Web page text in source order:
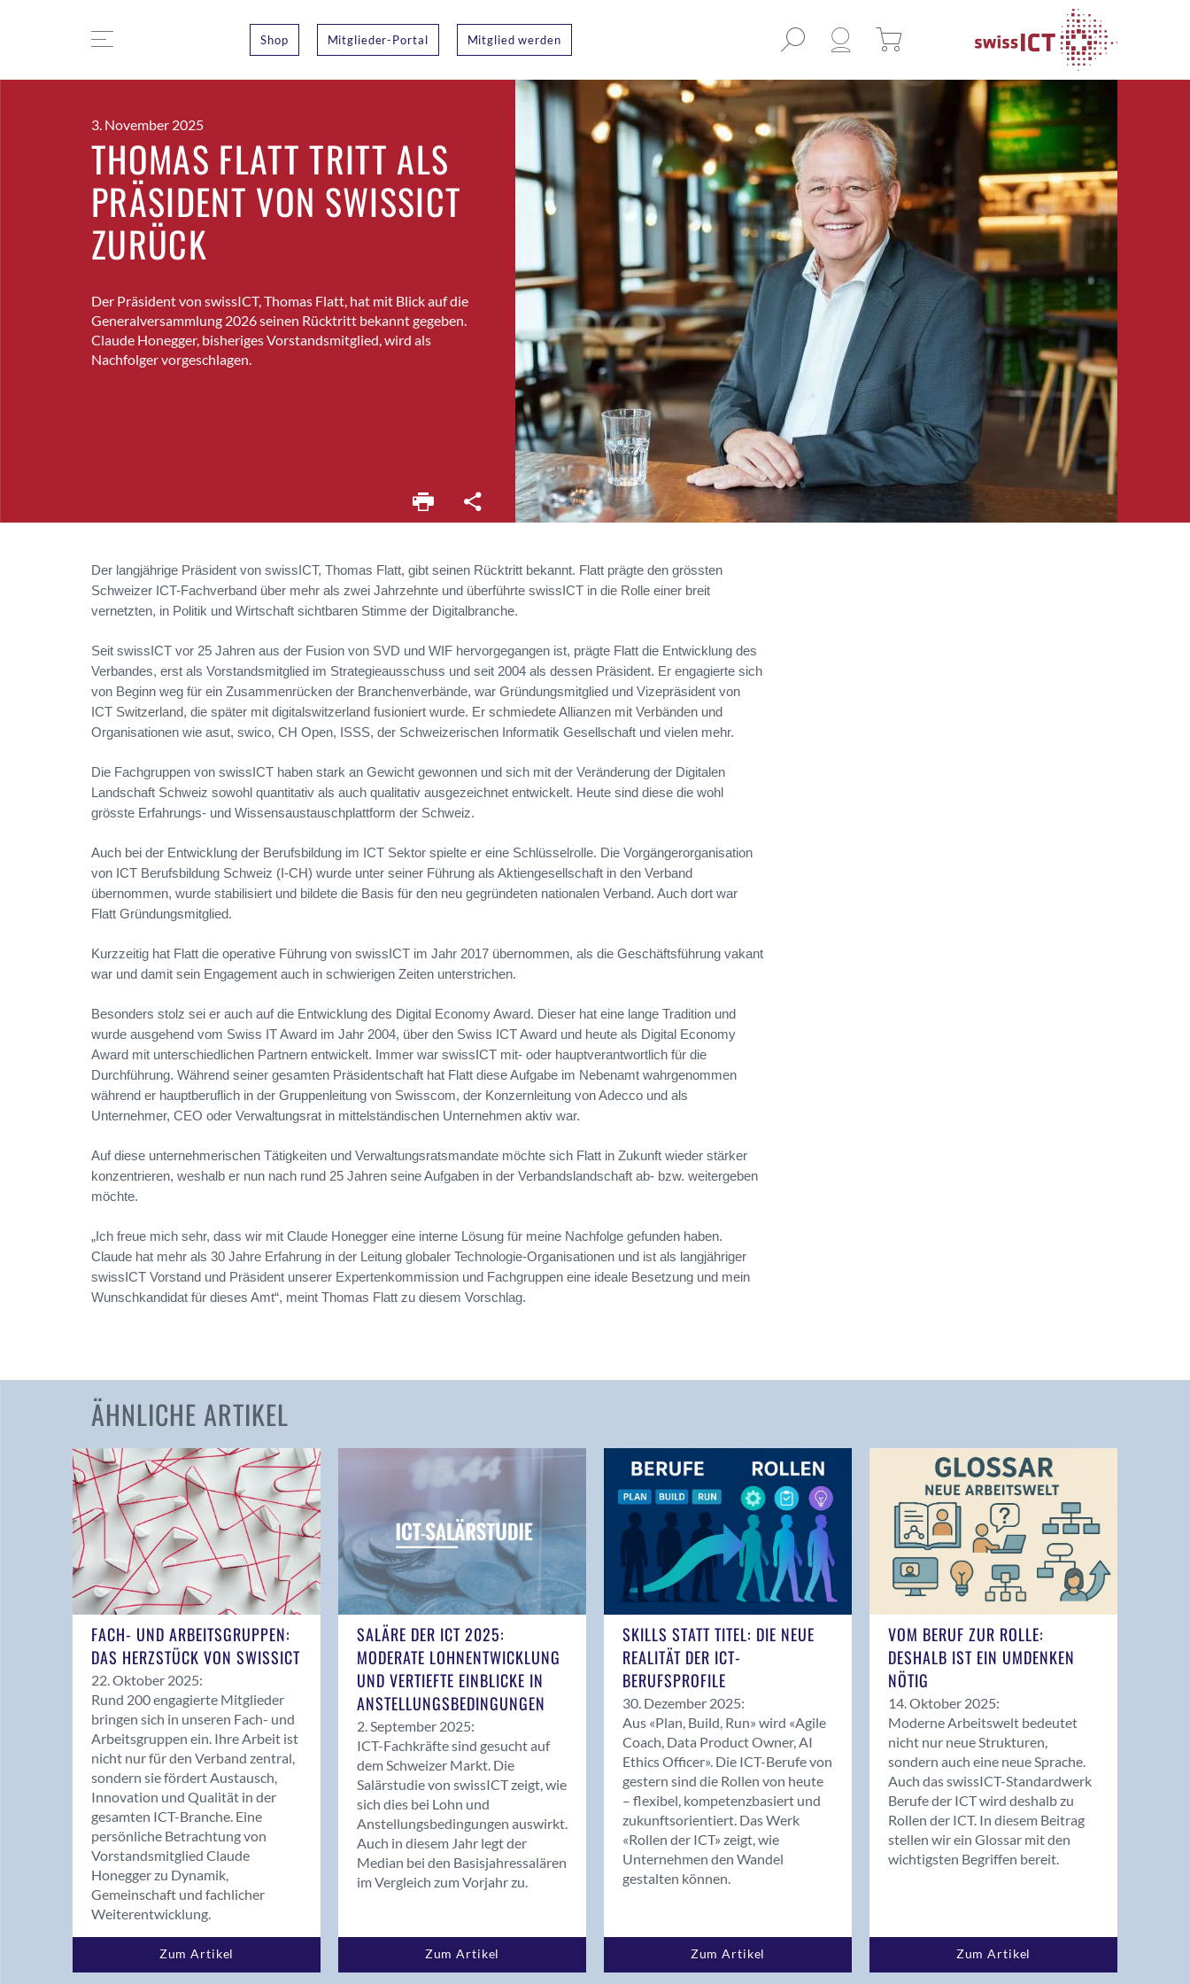
Shop Mitglieder-Portal Mitglied werden
3. November 2025
THOMAS FLATT TRITT ALS
PRÄSIDENT VON SWISSICT
ZURÜCK
Der Präsident von swissICT, Thomas Flatt, hat mit Blick auf die
Generalversammlung 2026 seinen Rücktritt bekannt gegeben.
Claude Honegger, bisheriges Vorstandsmitglied, wird als
Nachfolger vorgeschlagen.
Der langjährige Präsident von swissICT, Thomas Flatt, gibt seinen Rücktritt bekannt. Flatt prägte den grössten
Schweizer ICT-Fachverband über mehr als zwei Jahrzehnte und überführte swissICT in die Rolle einer breit
vernetzten, in Politik und Wirtschaft sichtbaren Stimme der Digitalbranche.
Seit swissICT vor 25 Jahren aus der Fusion von SVD und WIF hervorgegangen ist, prägte Flatt die Entwicklung des
Verbandes, erst als Vorstandsmitglied im Strategieausschuss und seit 2004 als dessen Präsident. Er engagierte sich
von Beginn weg für ein Zusammenrücken der Branchenverbände, war Gründungsmitglied und Vizepräsident von
ICT Switzerland, die später mit digitalswitzerland fusioniert wurde. Er schmiedete Allianzen mit Verbänden und
Organisationen wie asut, swico, CH Open, ISSS, der Schweizerischen Informatik Gesellschaft und vielen mehr.
Die Fachgruppen von swissICT haben stark an Gewicht gewonnen und sich mit der Veränderung der Digitalen
Landschaft Schweiz sowohl quantitativ als auch qualitativ ausgezeichnet entwickelt. Heute sind diese die wohl
grösste Erfahrungs- und Wissensaustauschplattform der Schweiz.
Auch bei der Entwicklung der Berufsbildung im ICT Sektor spielte er eine Schlüsselrolle. Die Vorgängerorganisation
von ICT Berufsbildung Schweiz (I-CH) wurde unter seiner Führung als Aktiengesellschaft in den Verband
übernommen, wurde stabilisiert und bildete die Basis für den neu gegründeten nationalen Verband. Auch dort war
Flatt Gründungsmitglied.
Kurzzeitig hat Flatt die operative Führung von swissICT im Jahr 2017 übernommen, als die Geschäftsführung vakant
war und damit sein Engagement auch in schwierigen Zeiten unterstrichen.
Besonders stolz sei er auch auf die Entwicklung des Digital Economy Award. Dieser hat eine lange Tradition und
wurde ausgehend vom Swiss IT Award im Jahr 2004, über den Swiss ICT Award und heute als Digital Economy
Award mit unterschiedlichen Partnern entwickelt. Immer war swissICT mit- oder hauptverantwortlich für die
Durchführung. Während seiner gesamten Präsidentschaft hat Flatt diese Aufgabe im Nebenamt wahrgenommen
während er hauptberuflich in der Gruppenleitung von Swisscom, der Konzernleitung von Adecco und als
Unternehmer, CEO oder Verwaltungsrat in mittelständischen Unternehmen aktiv war.
Auf diese unternehmerischen Tätigkeiten und Verwaltungsratsmandate möchte sich Flatt in Zukunft wieder stärker
konzentrieren, weshalb er nun nach rund 25 Jahren seine Aufgaben in der Verbandslandschaft ab- bzw. weitergeben
möchte.
„Ich freue mich sehr, dass wir mit Claude Honegger eine interne Lösung für meine Nachfolge gefunden haben.
Claude hat mehr als 30 Jahre Erfahrung in der Leitung globaler Technologie-Organisationen und ist als langjähriger
swissICT Vorstand und Präsident unserer Expertenkommission und Fachgruppen eine ideale Besetzung und mein
Wunschkandidat für dieses Amt“, meint Thomas Flatt zu diesem Vorschlag.
ÄHNLICHE ARTIKEL
FACH- UND ARBEITSGRUPPEN:
DAS HERZSTÜCK VON SWISSICT
22. Oktober 2025:
Rund 200 engagierte Mitglieder
bringen sich in unseren Fach- und
Arbeitsgruppen ein. Ihre Arbeit ist
nicht nur für den Verband zentral,
sondern sie fördert Austausch,
Innovation und Qualität in der
gesamten ICT-Branche. Eine
persönliche Betrachtung von
Vorstandsmitglied Claude
Honegger zu Dynamik,
Gemeinschaft und fachlicher
Weiterentwicklung.
Zum Artikel
SALÄRE DER ICT 2025:
MODERATE LOHNENTWICKLUNG
UND VERTIEFTE EINBLICKE IN
ANSTELLUNGSBEDINGUNGEN
2. September 2025:
ICT-Fachkräfte sind gesucht auf
dem Schweizer Markt. Die
Salärstudie von swissICT zeigt, wie
sich dies bei Lohn und
Anstellungsbedingungen auswirkt.
Auch in diesem Jahr legt der
Median bei den Basisjahressalären
im Vergleich zum Vorjahr zu.
Zum Artikel
SKILLS STATT TITEL: DIE NEUE
REALITÄT DER ICT-
BERUFSPROFILE
30. Dezember 2025:
Aus «Plan, Build, Run» wird «Agile
Coach, Data Product Owner, AI
Ethics Officer». Die ICT-Berufe von
gestern sind die Rollen von heute
– flexibel, kompetenzbasiert und
zukunftsorientiert. Das Werk
«Rollen der ICT» zeigt, wie
Unternehmen den Wandel
gestalten können.
Zum Artikel
VOM BERUF ZUR ROLLE:
DESHALB IST EIN UMDENKEN
NÖTIG
14. Oktober 2025:
Moderne Arbeitswelt bedeutet
nicht nur neue Strukturen,
sondern auch eine neue Sprache.
Auch das swissICT-Standardwerk
Berufe der ICT wird deshalb zu
Rollen der ICT. In diesem Beitrag
stellen wir ein Glossar mit den
wichtigsten Begriffen bereit.
Zum Artikel